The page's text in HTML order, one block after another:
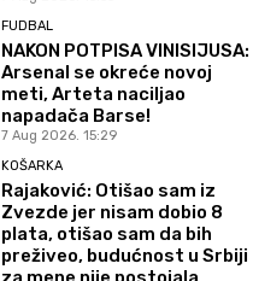
FUDBAL
NAKON POTPISA VINISIJUSA:
Arsenal se okreće novoj
meti, Arteta naciljao
napadača Barse!
7 Aug 2026. 15:29
KOŠARKA
Rajaković: Otišao sam iz
Zvezde jer nisam dobio 8
plata, otišao sam da bih
preživeo, budućnost u Srbiji